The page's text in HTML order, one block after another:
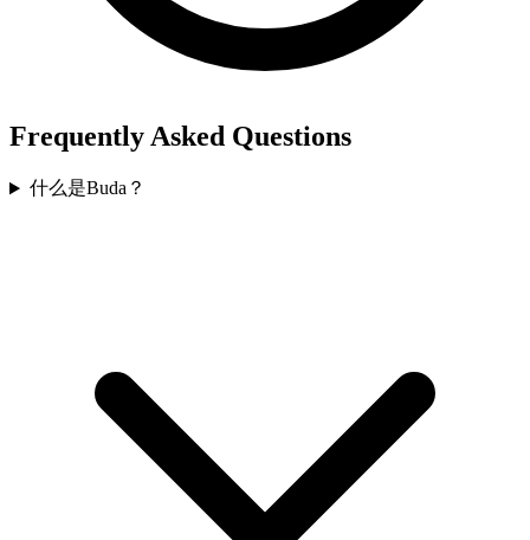
Frequently Asked Questions
什么是Buda？